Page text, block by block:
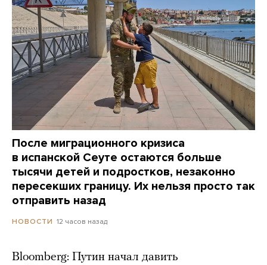
После миграционного кризиса
в испанской Сеуте остаются больше
тысячи детей и подростков, незаконно
пересекших границу. Их нельзя просто так
отправить назад
НОВОСТИ 12 часов назад
Bloomberg: Путин начал давить